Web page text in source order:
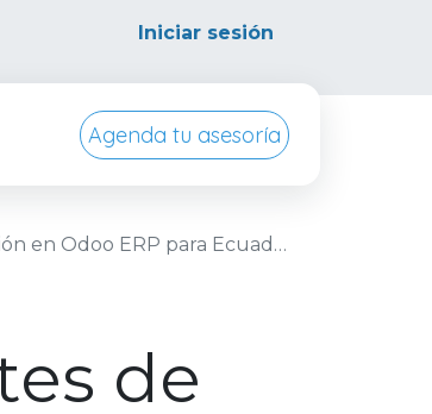
Iniciar sesión
ConocenosAgenda tu asesoría
en Odoo ERP para Ecuador
de